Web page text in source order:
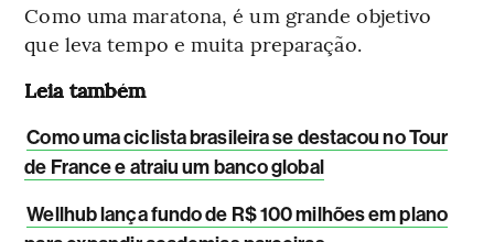
Como uma maratona, é um grande objetivo
que leva tempo e muita preparação.
Leia também
Como uma ciclista brasileira se destacou no Tour
de France e atraiu um banco global
Wellhub lança fundo de R$ 100 milhões em plano